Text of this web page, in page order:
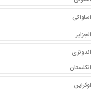
اسلواکی
الجزایر
اندونزی
انگلستان
اوکراین